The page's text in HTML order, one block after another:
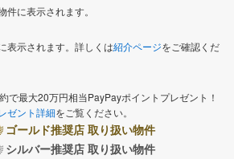
に表示されます。
表示されます。詳しくは紹介ページをご確認くだ
で最大20万円相当PayPayポイントプレゼント！
ゼント詳細をご覧ください。
ゴールド推奨店 取り扱い物件
シルバー推奨店 取り扱い物件